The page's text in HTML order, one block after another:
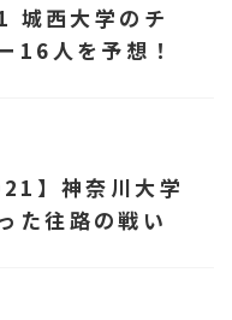
城西大学のチ
16人を予想！
】神奈川大学
た往路の戦い